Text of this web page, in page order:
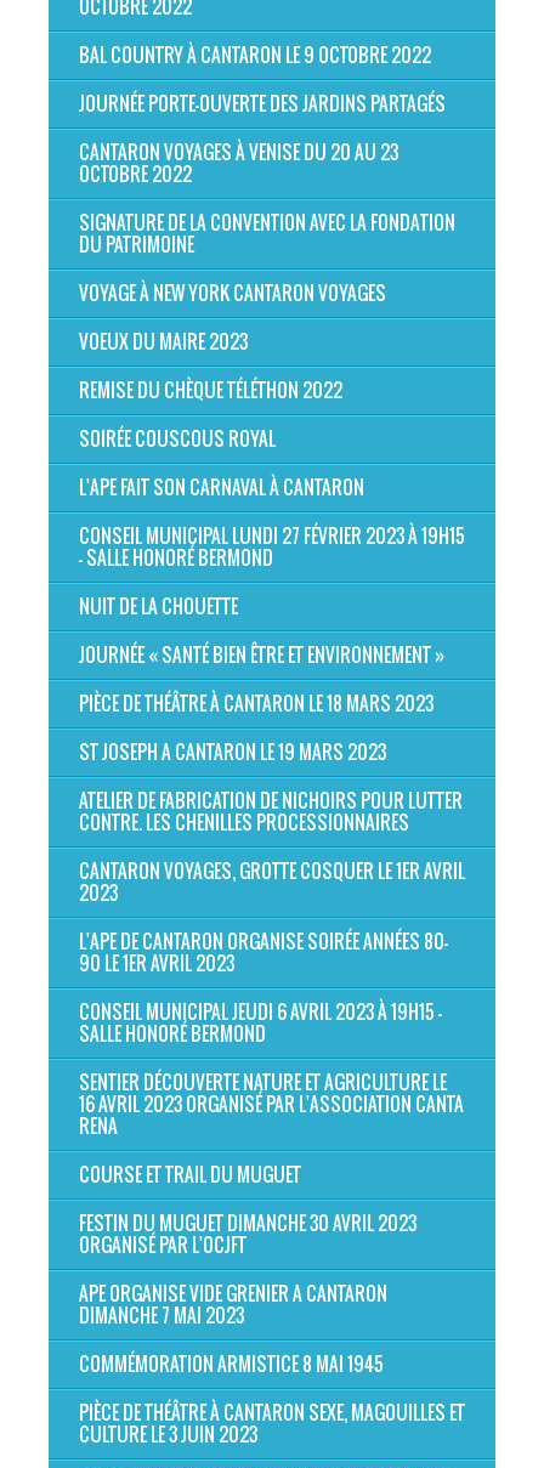
OCTOBRE 2022
BAL COUNTRY À CANTARON LE 9 OCTOBRE 2022
JOURNÉE PORTE-OUVERTE DES JARDINS PARTAGÉS
CANTARON VOYAGES À VENISE DU 20 AU 23
OCTOBRE 2022
SIGNATURE DE LA CONVENTION AVEC LA FONDATION
DU PATRIMOINE
VOYAGE À NEW YORK CANTARON VOYAGES
VOEUX DU MAIRE 2023
REMISE DU CHÈQUE TÉLÉTHON 2022
SOIRÉE COUSCOUS ROYAL
L'APE FAIT SON CARNAVAL À CANTARON
CONSEIL MUNICIPAL LUNDI 27 FÉVRIER 2023 À 19H15
- SALLE HONORÉ BERMOND
NUIT DE LA CHOUETTE
JOURNÉE « SANTÉ BIEN ÊTRE ET ENVIRONNEMENT »
PIÈCE DE THÉÂTRE À CANTARON LE 18 MARS 2023
ST JOSEPH A CANTARON LE 19 MARS 2023
ATELIER DE FABRICATION DE NICHOIRS POUR LUTTER
CONTRE. LES CHENILLES PROCESSIONNAIRES
CANTARON VOYAGES, GROTTE COSQUER LE 1ER AVRIL
2023
L'APE DE CANTARON ORGANISE SOIRÉE ANNÉES 80-
90 LE 1ER AVRIL 2023
CONSEIL MUNICIPAL JEUDI 6 AVRIL 2023 À 19H15 -
SALLE HONORÉ BERMOND
SENTIER DÉCOUVERTE NATURE ET AGRICULTURE LE
16 AVRIL 2023 ORGANISÉ PAR L'ASSOCIATION CANTA
RENA
COURSE ET TRAIL DU MUGUET
FESTIN DU MUGUET DIMANCHE 30 AVRIL 2023
ORGANISÉ PAR L'OCJFT
APE ORGANISE VIDE GRENIER A CANTARON
DIMANCHE 7 MAI 2023
COMMÉMORATION ARMISTICE 8 MAI 1945
PIÈCE DE THÉÂTRE À CANTARON SEXE, MAGOUILLES ET
CULTURE LE 3 JUIN 2023